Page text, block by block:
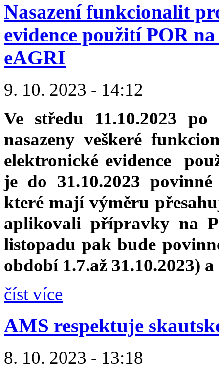
Nasazení funkcionalit
evidence použití POR
eAGRI
9. 10. 2023 - 14:12
Ve středu 11.10.2023
nasazeny veškeré
elektronické evidence
je do 31.10.2023
které mají výměru
aplikovali přípravky na
listopadu pak bude
období 1.7.až 31.10.2023)
číst více
AMS respektuje
8. 10. 2023 - 13:18